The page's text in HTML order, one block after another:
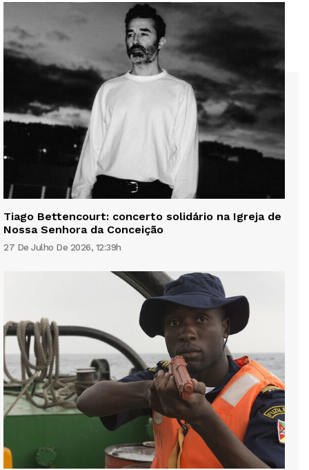
Tiago Bettencourt: concerto solidário na Igreja de
Nossa Senhora da Conceição
27 De Julho De 2026, 12:39h